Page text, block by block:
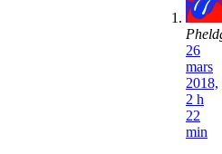
26
mars
2018,
2 h
22
min